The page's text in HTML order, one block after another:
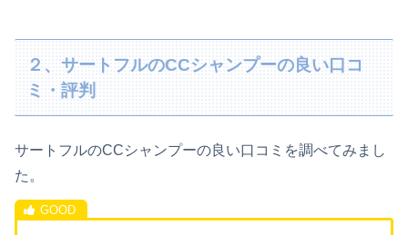
２、サートフルのCCシャンプーの良い口コ
ミ・評判
サートフルのCCシャンプーの良い口コミを調べてみまし
た。